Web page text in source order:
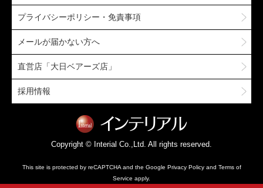
プライバシーポリシー・免責事項
メールが届かない方へ
直営店「大日ベアーズ店」
採用情報
Copyright © Interial Co.,Ltd. All rights reserved.
This site is protected by reCAPTCHA and the Google Privacy Policyand Terms of
Service apply.